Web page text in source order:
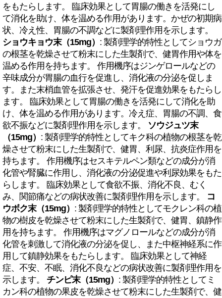
をもたらします。 臨床効果として胃腸の働きを活発にし
て消化を助け、体を温める作用があります。かぜの初期病
状、冷え性、胃腸の不調などに製剤理作用を示します。
ショウキョウ末（15mg） : 製剤理学的特性としてショウガ
の根茎を乾燥させて粉末にした生製剤で、健胃作用や体を
温める作用を持ちます。 作用機序はジンゲロールなどの
辛味成分が胃腸の血行を促進し、消化液の分泌を促しま
す。また末梢血管を拡張させ、発汗を促進効果をもたらし
ます。 臨床効果として胃腸の働きを活発にして消化を助
け、体を温める作用があります。冷え症、胃腸の不調、食
欲不振などに製剤理作用を示します。 ソウジュツ末
（15mg） : 製剤理学的特性としてキク科の植物の根茎を乾
燥させて粉末にした生製剤で、健胃、利尿、抗炎症作用を
持ちます。 作用機序はセスキテルペン類などの成分が消
化管や腎臓に作用し、消化液の分泌促進や利尿効果をもた
らします。 臨床効果として食欲不振、消化不良、むく
み、関節痛などの病状改善に製剤理作用を示します。 コ
ウボク末（15mg） : 製剤理学的特性としてモクレン科の植
物の樹皮を乾燥させて粉末にした生製剤で、健胃、鎮静作
用を持ちます。 作用機序はマグノロールなどの成分が消
化管を刺激して消化液の分泌を促し、また中枢神経系に作
用して鎮静効果をもたらします。 臨床効果として神経
症、不安、不眠、消化不良などの病状改善に製剤理作用を
示します。 チンピ末（15mg） : 製剤理学的特性としてミ
カン科の植物の果皮を乾燥させて粉末にした生製剤で、健